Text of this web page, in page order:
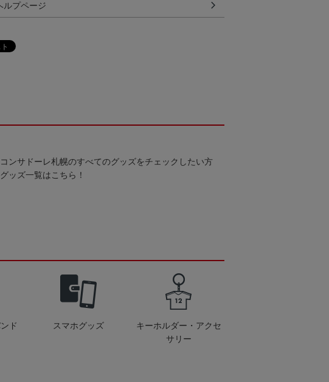
ルプページ
ンサドーレ札幌のすべてのグッズをチェックしたい方
ッズ一覧はこちら！
ド スマホグッズ
キーホルダー・アクセ
サリー